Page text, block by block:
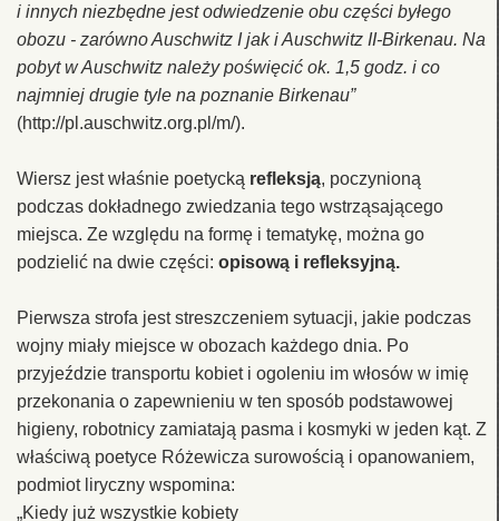
i innych niezbędne jest odwiedzenie obu części byłego
obozu - zarówno Auschwitz I jak i Auschwitz II-Birkenau. Na
pobyt w Auschwitz należy poświęcić ok. 1,5 godz. i co
najmniej drugie tyle na poznanie Birkenau”
(http://pl.auschwitz.org.pl/m/).
Wiersz jest właśnie poetycką refleksją, poczynioną
podczas dokładnego zwiedzania tego wstrząsającego
miejsca. Ze względu na formę i tematykę, można go
podzielić na dwie części: opisową i refleksyjną.
Pierwsza strofa jest streszczeniem sytuacji, jakie podczas
wojny miały miejsce w obozach każdego dnia. Po
przyjeździe transportu kobiet i ogoleniu im włosów w imię
przekonania o zapewnieniu w ten sposób podstawowej
higieny, robotnicy zamiatają pasma i kosmyki w jeden kąt. Z
właściwą poetyce Różewicza surowością i opanowaniem,
podmiot liryczny wspomina:
„Kiedy już wszystkie kobiety